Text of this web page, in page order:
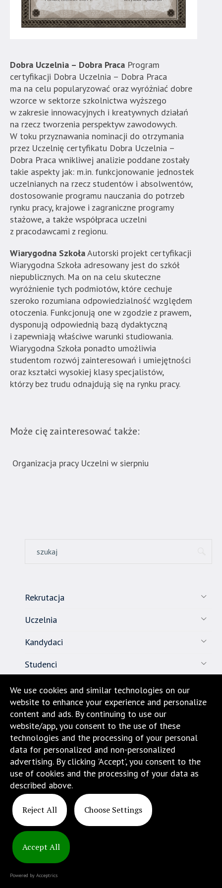
Dobra Uczelnia – Dobra Praca Program
certyfikacji Dobra Uczelnia – Dobra Praca
ma na celu popularyzować oraz wyróżniać dobre
wzorce w sektorze szkolnictwa wyższego
w zakresie innowacyjnych i kreatywnych działań
na rzecz tworzenia perspektyw zawodowych.
W toku przyznawania nominacji do otrzymania
przez Uczelnię certyfikatu Dobra Uczelnia –
Dobra Praca wnikliwej analizie poddane zostały
takie aspekty jak: m.in. funkcjonowanie jednostek
uczelnianych na rzecz studentów i absolwentów,
dostosowanie programu nauczania do potrzeb
rynku pracy, krajowe i zagraniczne programy
stażowe, a także współpraca uczelni
z pracodawcami z regionu.
Wiarygodna SzkołaAutorski projekt certyfikacji
Wiarygodna Szkoła adresowany jest do szkół
niepublicznych. Ma on na celu skuteczne
wyróżnienie tych podmiotów, które cechuje
szeroko rozumiana odpowiedzialność względem
otoczenia. Funkcjonują one w zgodzie z prawem,
dysponują odpowiednią bazą dydaktyczną
i zapewniają właściwe warunki studiowania.
Wiarygodna Szkoła ponadto umożliwia
studentom rozwój zainteresowań i umiejętności
oraz kształci wysokiej klasy specjalistów,
którzy bez trudu odnajdują się na rynku pracy.
Może cię zainteresować także:
Organizacja pracy Uczelni w sierpniu
Rekrutacja
Uczelnia
Kandydaci
Studenci
Pracownicy
Nauka
Biuro karier
Kontakt
Dojazd i lokalizacja
We use cookies and similar technologies on our
website to enhance your experience and personalize
content and ads. By continuing to use our
website/app, you consent to the use of these
technologies and the processing of your personal
data for personalized and non-personalized
advertising. By clicking 'Accept', you consent to the
use of cookies and the processing of your data as
described above.
Reject All Choose Settings
Accept All
Powered by Acceptrics